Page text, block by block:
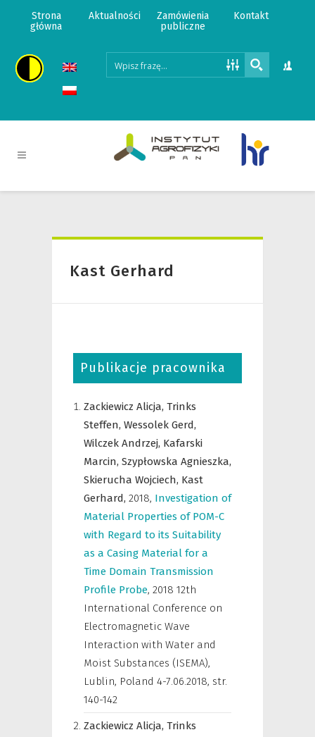
Strona
główna
Aktualności
Zamówienia
publiczne
Kontakt
Kast Gerhard
Publikacje pracownika
Zackiewicz Alicja, Trinks
Steffen, Wessolek Gerd,
Wilczek Andrzej, Kafarski
Marcin, Szypłowska Agnieszka,
Skierucha Wojciech, Kast
Gerhard, 2018, Investigation of
Material Properties of POM-C
with Regard to its Suitability
as a Casing Material for a
Time Domain Transmission
Profile Probe, 2018 12th
International Conference on
Electromagnetic Wave
Interaction with Water and
Moist Substances (ISEMA),
Lublin, Poland 4-7.06.2018, str.
140-142
Zackiewicz Alicja, Trinks